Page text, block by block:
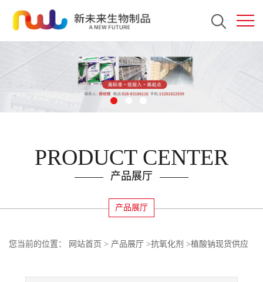
PRODUCT CENTER
产品展厅
产品展厅
您当前的位置： 网站首页 > 产品展厅 >抗氧化剂 >植酸钠现货供应